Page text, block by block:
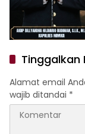
Tinggalkan
Alamat email
wajib ditandai *